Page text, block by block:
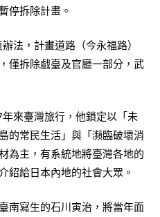
停拆除計畫。
法，計畫道路（今永福路）
僅拆除戲臺及官廳一部分，武
來臺灣旅行，他鎖定以「未
的常民生活」與「瀕臨破壞消
為主，有系統地將臺灣各地的
紹給日本內地的社會大眾。
南寫生的石川寅治，將當年面